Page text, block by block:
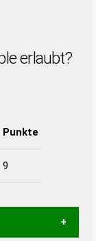
erlaubt?
Punkte
9